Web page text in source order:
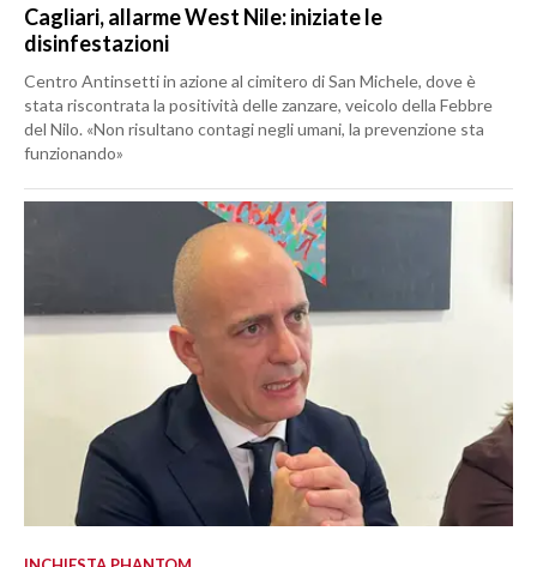
Cagliari, allarme West Nile: iniziate le
disinfestazioni
Centro Antinsetti in azione al cimitero di San Michele, dove è
stata riscontrata la positività delle zanzare, veicolo della Febbre
del Nilo. «Non risultano contagi negli umani, la prevenzione sta
funzionando»